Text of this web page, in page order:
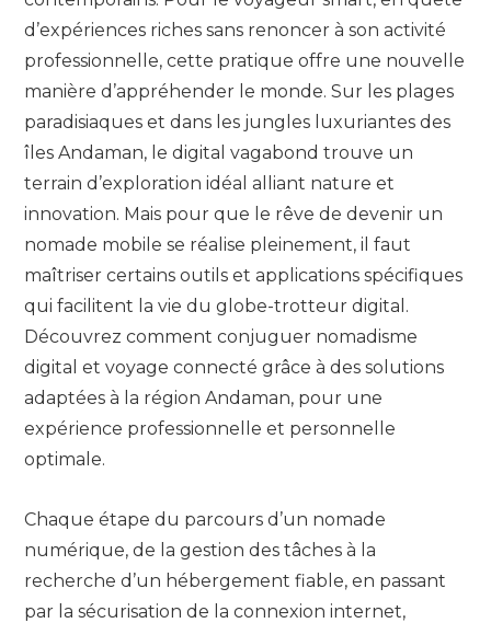
d’expériences riches sans renoncer à son activité
professionnelle, cette pratique offre une nouvelle
manière d’appréhender le monde. Sur les plages
paradisiaques et dans les jungles luxuriantes des
îles Andaman, le digital vagabond trouve un
terrain d’exploration idéal alliant nature et
innovation. Mais pour que le rêve de devenir un
nomade mobile se réalise pleinement, il faut
maîtriser certains outils et applications spécifiques
qui facilitent la vie du globe-trotteur digital.
Découvrez comment conjuguer nomadisme
digital et voyage connecté grâce à des solutions
adaptées à la région Andaman, pour une
expérience professionnelle et personnelle
optimale.
Chaque étape du parcours d’un nomade
numérique, de la gestion des tâches à la
recherche d’un hébergement fiable, en passant
par la sécurisation de la connexion internet,